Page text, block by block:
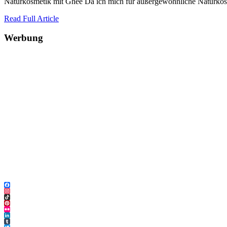
Read Full Article
Werbung
Facebook
Instagram
TikTok
Pinterest
Flickr
LinkedIn